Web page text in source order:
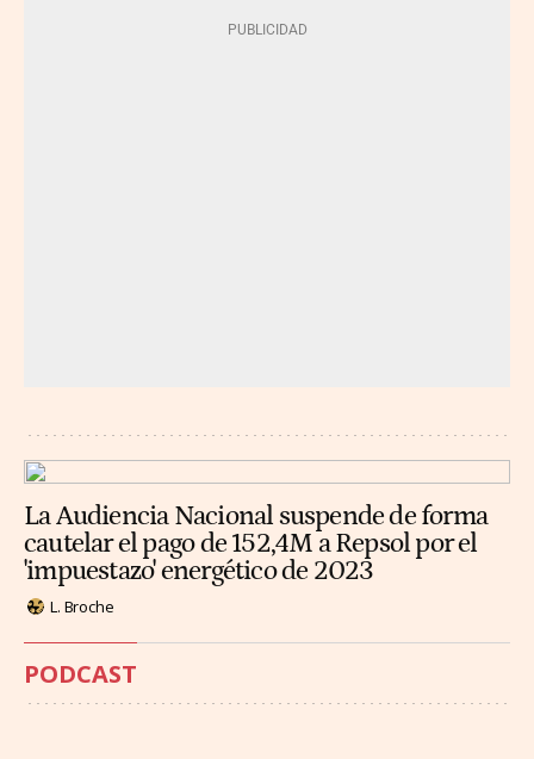
La Audiencia Nacional suspende de forma
cautelar el pago de 152,4M a Repsol por el
'impuestazo' energético de 2023
L. Broche
PODCAST